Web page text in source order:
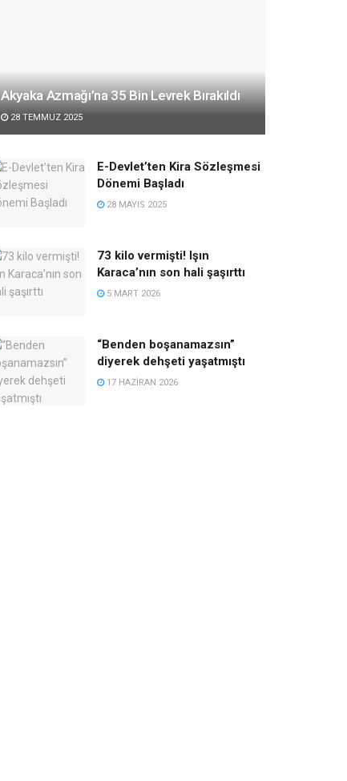
Akyaka Azmağı’na 35 Bin Levrek Bırakıldı
28 TEMMUZ 2025
E-Devlet’ten Kira Sözleşmesi
Dönemi Başladı
28 MAYIS 2025
73 kilo vermişti! Işın
Karaca’nın son hali şaşırttı
5 MART 2026
“Benden boşanamazsın”
diyerek dehşeti yaşatmıştı
17 HAZIRAN 2026